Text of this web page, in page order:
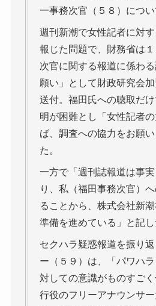
一事務次官（５８）につい
週刊新潮で女性記者に対
報じた問題で、財務省は
次官に関する報道に係わ
願い」として財政研究会
送付。福田氏への聴取だ
明が困難とし「女性記者
ば、調査への協力をお願
た。
一方で「週刊誌報道は事
り、私（福田事務次官）
ることから、株式会社新潮
準備を進めている」と記し
セクハラ疑惑報道を振り
ー（５９）は、「パワハ
対しての意識がものすご
行役のフリーアナウンサー